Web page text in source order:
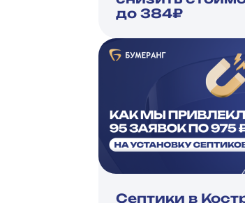
до 384₽
Септики в